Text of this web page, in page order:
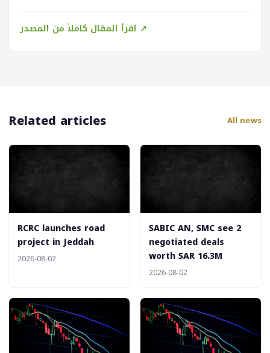
اقرأ المقال كاملاً من المصدر ↗
Related articles All news
‎RCRC launches road
project in Jeddah
2026-08-02
‎SABIC AN, SMC see 2
negotiated deals
worth SAR 16.3M
2026-08-02